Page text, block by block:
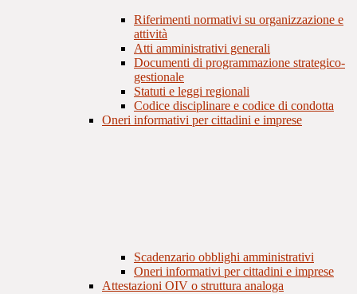
Riferimenti normativi su organizzazione e
attività
Atti amministrativi generali
Documenti di programmazione strategico-
gestionale
Statuti e leggi regionali
Codice disciplinare e codice di condotta
Oneri informativi per cittadini e imprese
Scadenzario obblighi amministrativi
Oneri informativi per cittadini e imprese
Attestazioni OIV o struttura analoga